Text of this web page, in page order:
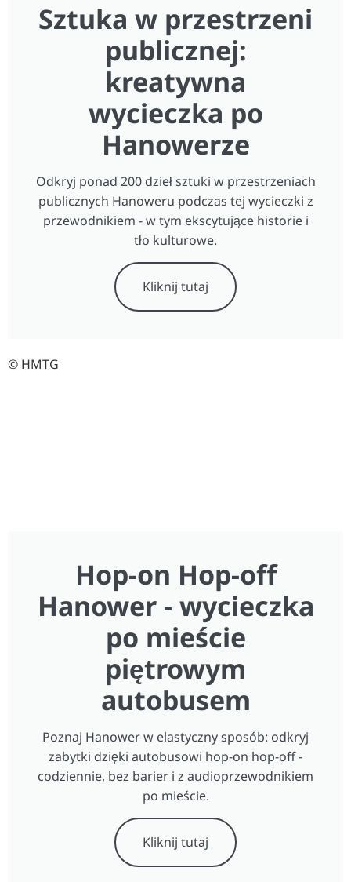
Sztuka w przestrzeni
publicznej:
kreatywna
wycieczka po
Hanowerze
Odkryj ponad 200 dzieł sztuki w przestrzeniach
publicznych Hanoweru podczas tej wycieczki z
przewodnikiem - w tym ekscytujące historie i
tło kulturowe.
Kliknij tutaj
© HMTG
Hop-on Hop-off
Hanower - wycieczka
po mieście
piętrowym
autobusem
Poznaj Hanower w elastyczny sposób: odkryj
zabytki dzięki autobusowi hop-on hop-off -
codziennie, bez barier i z audioprzewodnikiem
po mieście.
Kliknij tutaj